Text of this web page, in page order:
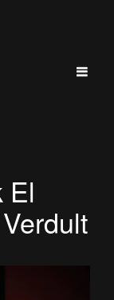
El